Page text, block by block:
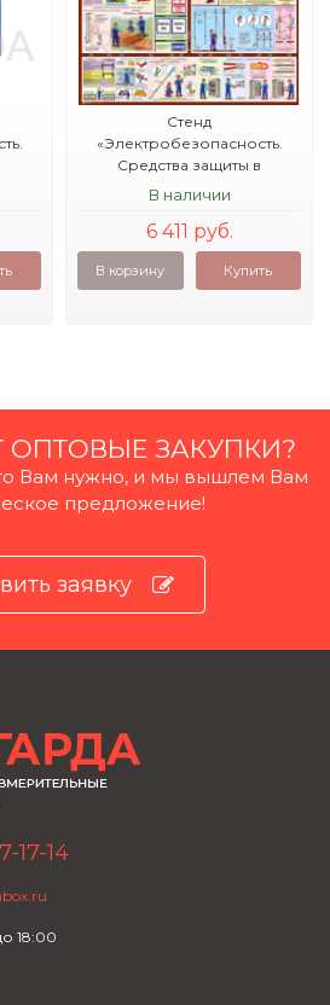
Стенд
«Электробезопасность.
Средства защиты в
электроустановках»
В наличии
6 411 руб.
В корзину Купить
ОПТОВЫЕ ЗАКУПКИ?
Вам нужно, и мы вышлем Вам
предложение!
заявку
17-14
18:00